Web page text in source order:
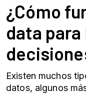
¿Cómo
data para
Existen muchos
datos, algunos